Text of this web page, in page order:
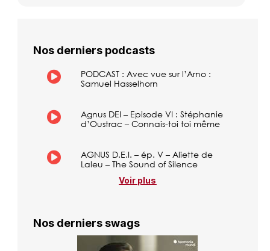
Nos derniers podcasts
PODCAST : Avec vue sur l’Arno :
Samuel Hasselhorn
Agnus DEI – Episode VI : Stéphanie
d’Oustrac – Connais-toi toi même
AGNUS D.E.I. – ép. V – Aliette de
Laleu – The Sound of Silence
Voir plus
Nos derniers swags